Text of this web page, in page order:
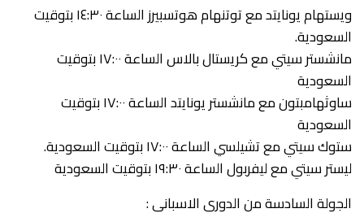
ويستهام يونايتد مع توتنهام هوتسبيرز الساعة ١٤:٣٠ بتوقيت
السعودية.
مانشستر سيتي مع كريستال بالاس الساعة ١٧:٠٠ بتوقيت
السعودية
ساوثهامبتون مع مانشستر يونايتد الساعة ١٧:٠٠ بتوقيت
السعودية
ستوك سيتي مع تشيلسي الساعة ١٧:٠٠ بتوقيت السعودية.
ليستر سيتي مع ليفربول الساعة ١٩:٣٠ بتوقيت السعودية
الجولة السادسة من الدوري الاسباني :